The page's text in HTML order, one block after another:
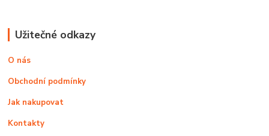
Užitečné odkazy
O nás
Obchodní podmínky
Jak nakupovat
Kontakty